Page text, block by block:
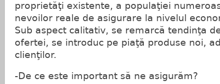
proprietăţi existente, a populaţiei
nevoilor reale de asigurare la nivelul
Sub aspect calitativ, se remarcă tendinţa
ofertei, se introduc pe piaţă produse noi,
clienţilor.
-De ce este important să ne asigurăm?